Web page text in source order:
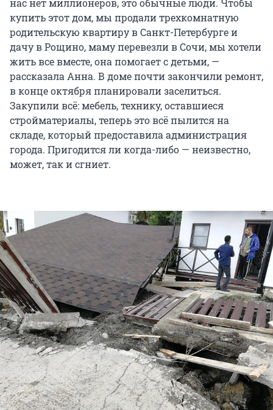
нас нет миллионеров, это обычные люди. Чтобы
купить этот дом, мы продали трехкомнатную
родительскую квартиру в Санкт-Петербурге и
дачу в Рощино, маму перевезли в Сочи, мы хотели
жить все вместе, она помогает с детьми, —
рассказала Анна. В доме почти закончили ремонт,
в конце октября планировали заселиться.
Закупили всё: мебель, технику, оставшиеся
стройматериалы, теперь это всё пылится на
складе, который предоставила администрация
города. Пригодится ли когда-либо — неизвестно,
может, так и сгниет.